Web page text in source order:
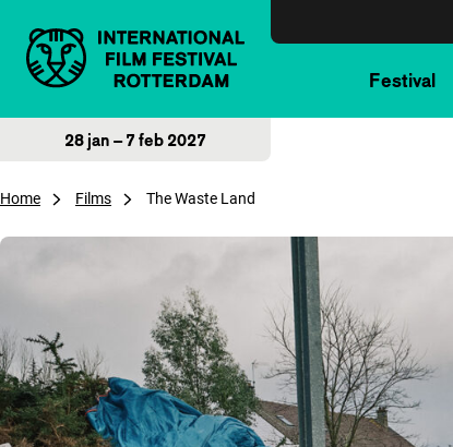
Festival
28 jan – 7 feb 2027
Home Films The Waste Land